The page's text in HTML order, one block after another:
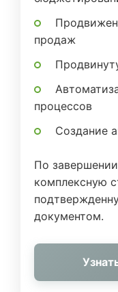
продаж
процессов
Создание
По
комплексную
документом.